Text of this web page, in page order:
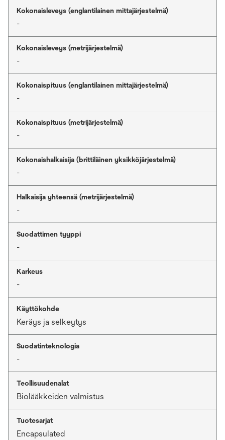
Kokonaisleveys (englantilainen mittajärjestelmä)
-
Kokonaisleveys (metrijärjestelmä)
-
Kokonaispituus (englantilainen mittajärjestelmä)
-
Kokonaispituus (metrijärjestelmä)
-
Kokonaishalkaisija (brittiläinen yksikköjärjestelmä)
-
Halkaisija yhteensä (metrijärjestelmä)
-
Suodattimen tyyppi
-
Karkeus
-
Käyttökohde
Keräys ja selkeytys
Suodatinteknologia
-
Teollisuudenalat
Biolääkkeiden valmistus
Tuotesarjat
Encapsulated